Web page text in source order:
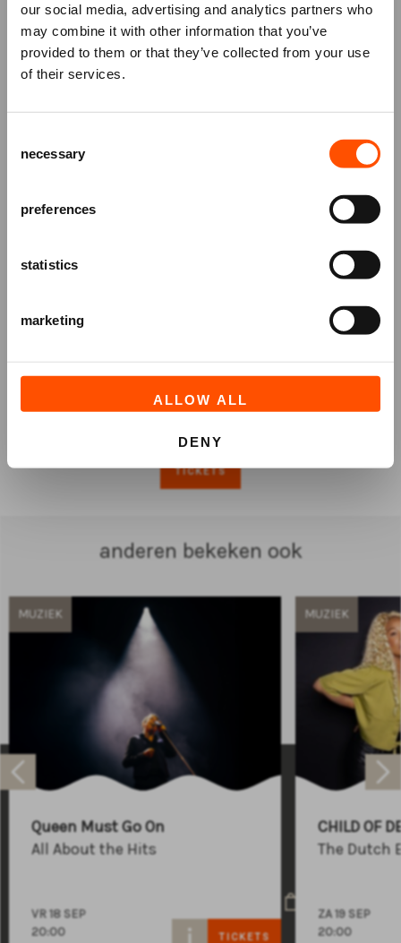
our social media, advertising and analytics partners who
may combine it with other information that you’ve
provided to them or that they’ve collected from your use
of their services.
Selection
necessary
preferences
statistics
marketing
ALLOW ALL
DENY
TICKETS
anderen bekeken ook
MUZIEK
Queen Must Go On
All About the Hits
VR 18 SEP
20:00
TICKETS
MUZIEK
CHILD OF
The Dutch
ZA 19 SEP
20:00
+31 (0)591 - 850 856
info@atlastheater.nl
Mis niks
en speciale aanbiedingen!